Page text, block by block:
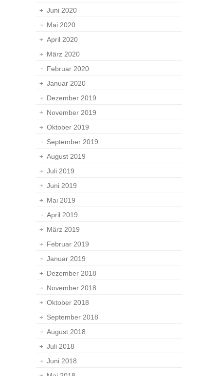
Juni 2020
Mai 2020
April 2020
März 2020
Februar 2020
Januar 2020
Dezember 2019
November 2019
Oktober 2019
September 2019
August 2019
Juli 2019
Juni 2019
Mai 2019
April 2019
März 2019
Februar 2019
Januar 2019
Dezember 2018
November 2018
Oktober 2018
September 2018
August 2018
Juli 2018
Juni 2018